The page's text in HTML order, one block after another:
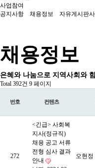
사업참여
공지사항
채용정보 자유게시판
채용정보
은혜와 나눔으로 지역사회와
Total 392건 9 페이지
번호 컨텐츠
272
<긴급> 사회복
지사(정규직)
채용 공고 서류
전형 심사 결과
안내
오현정